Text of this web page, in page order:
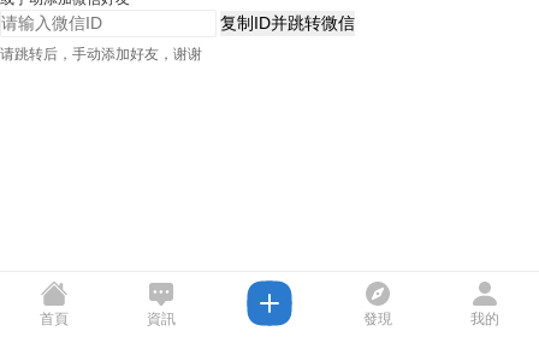
复制ID并跳转微信
请跳转后，手动添加好友，谢谢
首頁 資訊 發現 我的